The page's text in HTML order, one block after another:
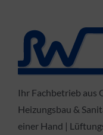
Ihr Fachbetrieb aus
Heizungsbau &
einer Hand |